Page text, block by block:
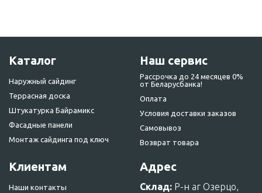
Каталог
Наружный сайдинг
Террасная доска
Штукатурка Байрамикс
Фасадные панели
Монтаж сайдинга под ключ
Наш сервис
Рассрочка до 24 месяцев 0%
от Беларусбанка!
Оплата
Условия доставки заказов
Самовывоз
Возврат товара
Клиентам
Наши контакты
Адрес
Склад: Р-н аг Озерцо,